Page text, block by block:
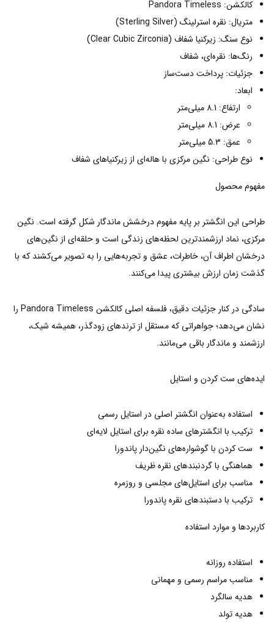
کالکشن: Pandora Timeless
متریال: نقره استرلینگ (Sterling Silver)
نوع سنگ: زیرکنیا شفاف (Clear Cubic Zirconia)
رنگ‌ها: نقره‌ای، شفاف
جزئیات: پرداخت دست‌ساز
ابعاد:
ارتفاع: 8.1 میلی‌متر
عرض: 8.1 میلی‌متر
عمق: 5.3 میلی‌متر
نوع طراحی: نگین مرکزی با هاله‌ای از زیرکنیاهای شفاف
مفهوم محصول
طراحی این انگشتر بر پایه مفهوم درخشش ماندگار شکل گرفته است. نگین
مرکزی، نماد ارزشمندترین لحظه‌های زندگی است و حلقه‌ای از نگین‌های
درخشان اطراف آن، خاطرات، عشق و تجربه‌هایی را به تصویر می‌کشند که با
گذشت زمان ارزش بیشتری پیدا می‌کنند.
سادگی در کنار جزئیات دقیق، فلسفه اصلی کالکشن Pandora Timeless را
نشان می‌دهد؛ جواهراتی که مستقل از ترندهای زودگذر، همیشه شیک،
ارزشمند و ماندگار باقی می‌مانند.
ایده‌های ست کردن و استایل
استفاده به‌عنوان انگشتر اصلی در استایل رسمی
ترکیب با انگشترهای ساده نقره برای استایل لایه‌ای
ست کردن با گوشواره‌های نگین‌دار پاندورا
هماهنگی با گردنبندهای نقره ظریف
مناسب برای استایل‌های مجلسی و روزمره
ترکیب با دستبندهای نقره پاندورا
کاربردها و موارد استفاده
استفاده روزانه
مناسب مراسم رسمی و مهمانی
هدیه سالگرد
هدیه تولد